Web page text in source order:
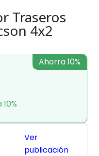
Traseros
4x2
Ahorra 10%
Ver
publicación